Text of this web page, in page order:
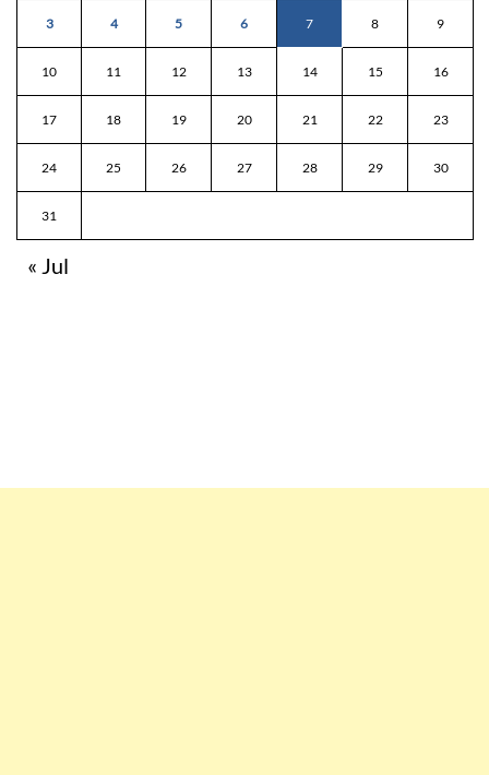
3 4 5 6 7 8 9
10 11 12 13 14 15 16
17 18 19 20 21 22 23
24 25 26 27 28 29 30
31
« Jul